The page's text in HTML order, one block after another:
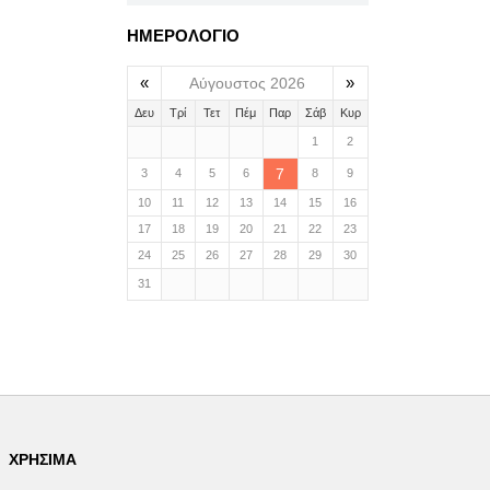
ΗΜΕΡΟΛΟΓΙΟ
« Αύγουστος 2026 »
Δευ Τρί Τετ Πέμ Παρ Σάβ Κυρ
1 2
3 4 5 6 7 8 9
10 11 12 13 14 15
16
17
18 19 20 21 22
23
24
25 26 27 28 29 30
31
ΧΡΉΣΙΜΑ